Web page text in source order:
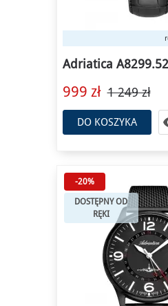
Adriatica
999 zł 1 249 zł
DO KOSZYKA
-20%
DOSTĘPNY OD
RĘKI